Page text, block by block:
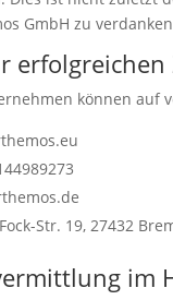
GmbH zu
können auf
Str. 19, 27432
im